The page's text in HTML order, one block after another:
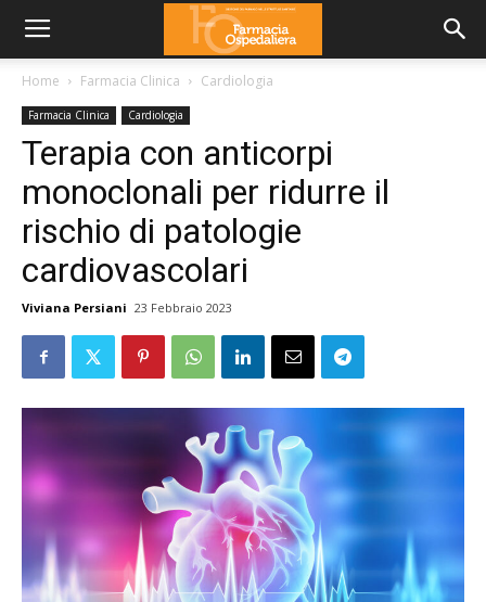
Home Farmacia Clinica Cardiologia
Farmacia Clinica Cardiologia
Terapia con anticorpi
monoclonali per ridurre il
rischio di patologie
cardiovascolari
Viviana Persiani 23 Febbraio 2023